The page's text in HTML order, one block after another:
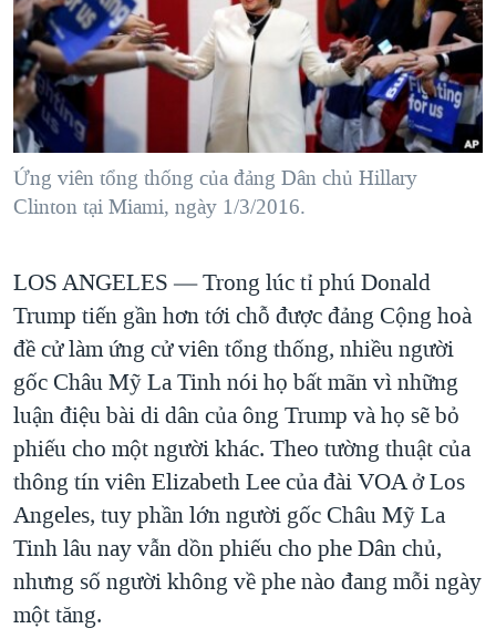
"Tìm"NGƯỜI VIỆT HẢI NGOẠI
ĐỜI SỐNG
KINH TẾ
KHOA HỌC
SỨC KHOẺ
VĂN HOÁ
GIÁO DỤC
TẠI
HÀNH TRÌNH BẦU CỬ 2024
MỘT NĂM CHIẾN TRANH TẠI DẢI GAZA
GIẢI MÃ VÀNH ĐAI & CON ĐƯỜNG
TRỊNH VĨNH BÌNH - NGƯỜI HẠ 'BÊN THẮNG CUỘC'
CHI PHÍ CHIẾN TRANH AFGHANISTAN
CÁC GIÁ TRỊ CỘNG HÒA Ở VIỆT NAM
THƯỢNG ĐỈNH TRUMP-KIM TẠI VIỆT NAM
TRỊNH VĨNH BÌNH VS. CHÍNH PHỦ VIỆT NAM
NGƯ DÂN VIỆT VÀ LÀN SÓNG TRỘM HẢI SÂM
BÊN KIA QUỐC LỘ: TIẾNG VỌNG TỪ NÔNG THÔN MỸ
QUAN HỆ VIỆT MỸ
VIDEO
NGHE
MẠNG XÃ HỘI
Ngôn ngữ khác
Ứng viên tổng thống của đảng Dân chủ Hillary
Clinton tại Miami, ngày 1/3/2016.
LOS ANGELES —Trong lúc tỉ phú Donald
Trump tiến gần hơn tới chỗ được đảng Cộng hoà
đề cử làm ứng cử viên tổng thống, nhiều người
gốc Châu Mỹ La Tinh nói họ bất mãn vì những
luận điệu bài di dân của ông Trump và họ sẽ bỏ
phiếu cho một người khác. Theo tường thuật của
thông tín viên Elizabeth Lee của đài VOA ở Los
Angeles, tuy phần lớn người gốc Châu Mỹ La
Tinh lâu nay vẫn dồn phiếu cho phe Dân chủ,
nhưng số người không về phe nào đang mỗi ngày
một tăng.